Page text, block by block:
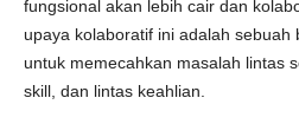
fungsional akan lebih cair dan
upaya kolaboratif ini adalah sebuah
untuk memecahkan masalah lintas
skill, dan lintas keahlian.